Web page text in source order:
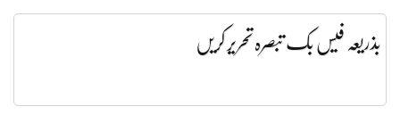
بذریعہ فیس بک تبصرہ تحریر کریں